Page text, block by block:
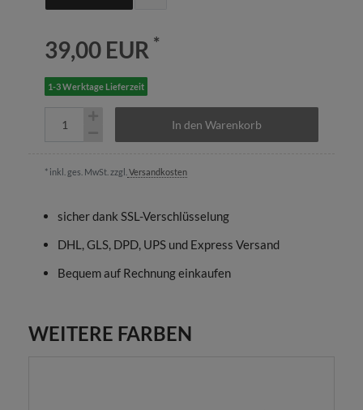
39,00 EUR *
1-3 Werktage Lieferzeit
In den Warenkorb
* inkl. ges. MwSt. zzgl. Versandkosten
sicher dank SSL-Verschlüsselung
DHL, GLS, DPD, UPS und Express Versand
Bequem auf Rechnung einkaufen
WEITERE FARBEN